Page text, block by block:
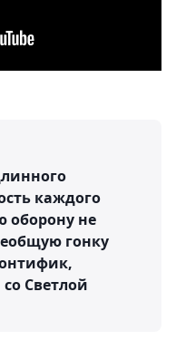
каждого
оборону не
гонку
Светлой